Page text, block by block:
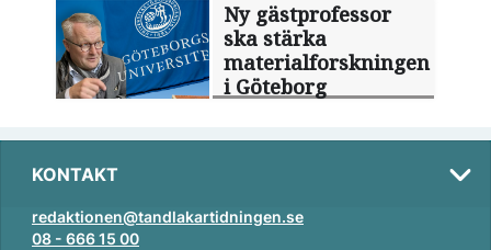
Ny gästprofessor
ska stärka
materialforskningen
i Göteborg
KONTAKT
redaktionen@tandlakartidningen.se
08 - 666 15 00